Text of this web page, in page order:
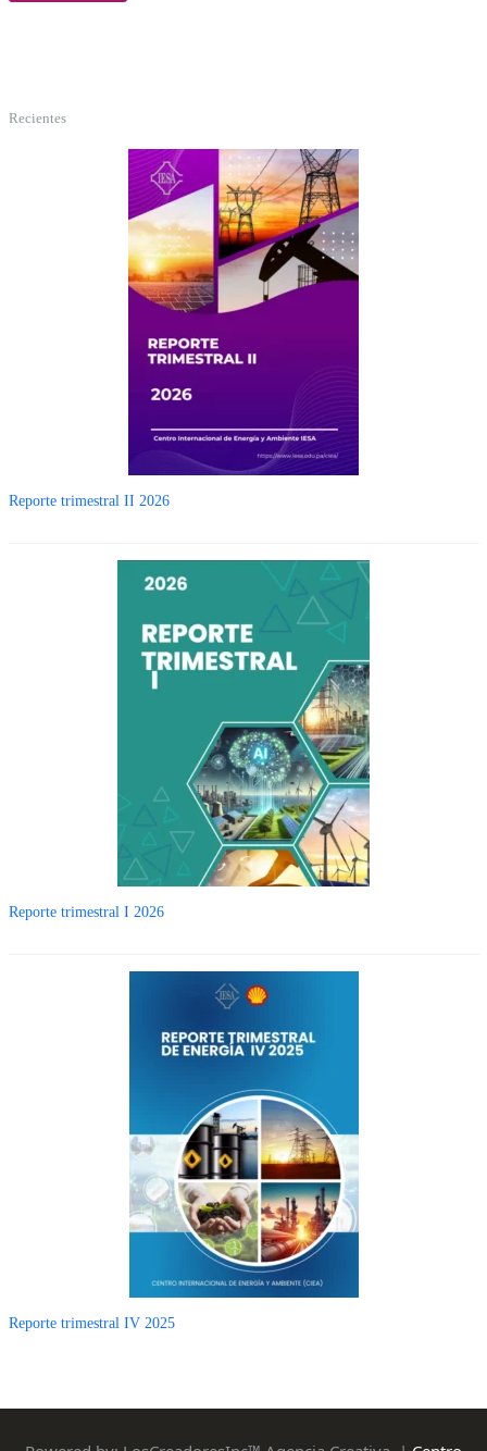
Recientes
Reporte trimestral II 2026
Reporte trimestral I 2026
Reporte trimestral IV 2025